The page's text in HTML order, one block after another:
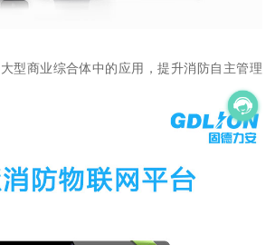
型商业综合体中的应用，提升消防自主管理